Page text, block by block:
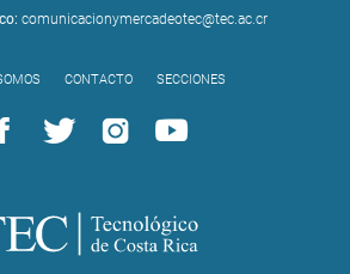
comunicacionymercadeotec@tec.ac.cr
CONTACTO SECCIONES